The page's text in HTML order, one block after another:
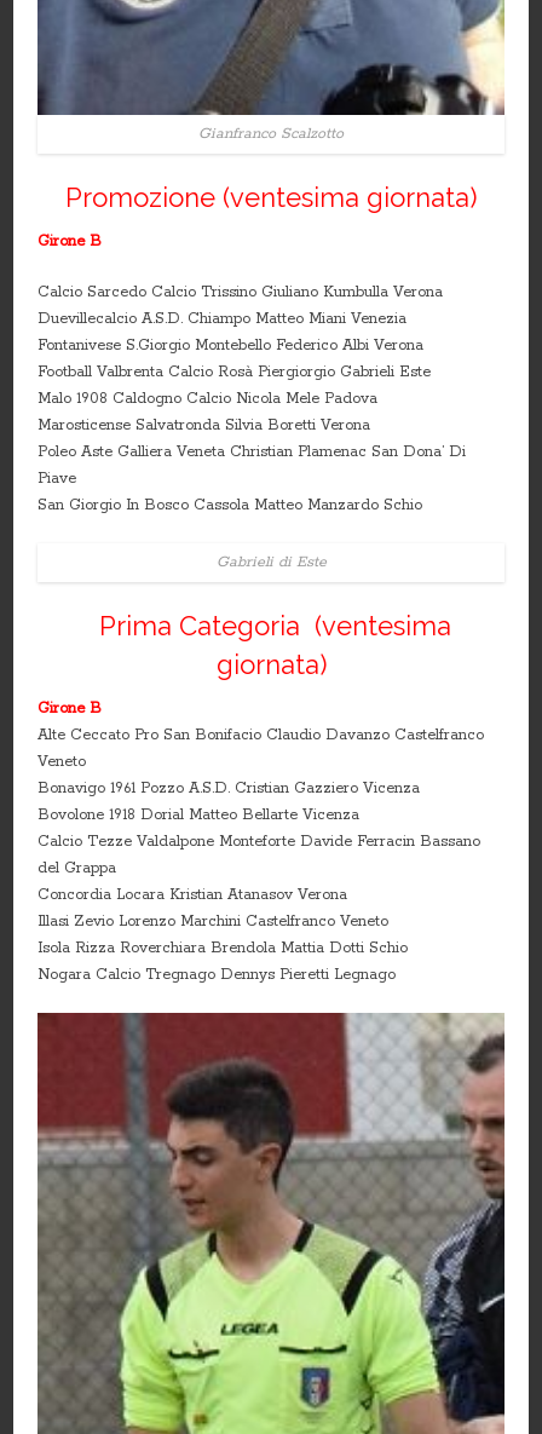
Gianfranco Scalzotto
Promozione (ventesima giornata)
Girone B
Calcio Sarcedo Calcio Trissino Giuliano Kumbulla Verona
Duevillecalcio A.S.D. Chiampo Matteo Miani Venezia
Fontanivese S.Giorgio Montebello Federico Albi Verona
Football Valbrenta Calcio Rosà Piergiorgio Gabrieli Este
Malo 1908 Caldogno Calcio Nicola Mele Padova
Marosticense Salvatronda Silvia Boretti Verona
Poleo Aste Galliera Veneta Christian Plamenac San Dona’ Di
Piave
San Giorgio In Bosco Cassola Matteo Manzardo Schio
Gabrieli di Este
Prima Categoria (ventesima
giornata)
Girone B
Alte Ceccato Pro San Bonifacio Claudio Davanzo Castelfranco
Veneto
Bonavigo 1961 Pozzo A.S.D. Cristian Gazziero Vicenza
Bovolone 1918 Dorial Matteo Bellarte Vicenza
Calcio Tezze Valdalpone Monteforte Davide Ferracin Bassano
del Grappa
Concordia Locara Kristian Atanasov Verona
Illasi Zevio Lorenzo Marchini Castelfranco Veneto
Isola Rizza Roverchiara Brendola Mattia Dotti Schio
Nogara Calcio Tregnago Dennys Pieretti Legnago